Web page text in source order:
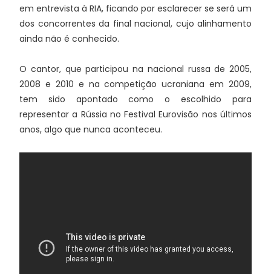
em entrevista à RIA, ficando por esclarecer se será um
dos concorrentes da final nacional, cujo alinhamento
ainda não é conhecido.
O cantor, que participou na nacional russa de 2005,
2008 e 2010 e na competição ucraniana em 2009,
tem sido apontado como o escolhido para
representar a Rússia no Festival Eurovisão nos últimos
anos, algo que nunca aconteceu.